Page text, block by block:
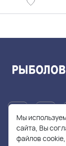
Мы
сайта, Вы
файлов